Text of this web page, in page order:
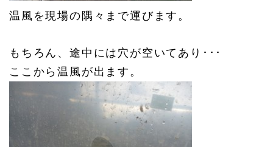
温風を現場の隅々まで運びます。
もちろん、途中には穴が空いてあり･･･
ここから温風が出ます。